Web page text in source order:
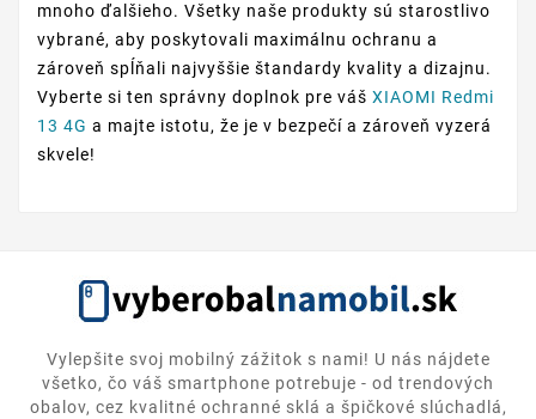
mnoho ďalšieho. Všetky naše produkty sú starostlivo
vybrané, aby poskytovali maximálnu ochranu a
zároveň spĺňali najvyššie štandardy kvality a dizajnu.
Vyberte si ten správny doplnok pre váš XIAOMI Redmi
13 4G a majte istotu, že je v bezpečí a zároveň vyzerá
skvele!
Vylepšite svoj mobilný zážitok s nami! U nás nájdete
všetko, čo váš smartphone potrebuje - od trendových
obalov, cez kvalitné ochranné sklá a špičkové slúchadlá,